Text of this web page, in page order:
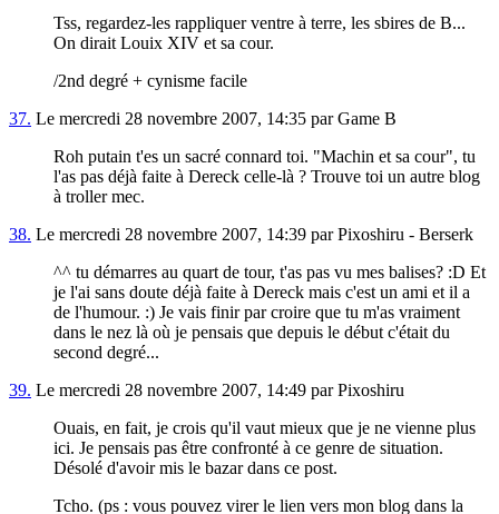
Tss, regardez-les rappliquer ventre à terre, les sbires de B...
On dirait Louix XIV et sa cour.
/2nd degré + cynisme facile
37. Le mercredi 28 novembre 2007, 14:35 par Game B
Roh putain t'es un sacré connard toi. "Machin et sa cour", tu
l'as pas déjà faite à Dereck celle-là ? Trouve toi un autre blog
à troller mec.
38. Le mercredi 28 novembre 2007, 14:39 par Pixoshiru - Berserk
^^ tu démarres au quart de tour, t'as pas vu mes balises? :D Et
je l'ai sans doute déjà faite à Dereck mais c'est un ami et il a
de l'humour. :) Je vais finir par croire que tu m'as vraiment
dans le nez là où je pensais que depuis le début c'était du
second degré...
39. Le mercredi 28 novembre 2007, 14:49 par Pixoshiru
Ouais, en fait, je crois qu'il vaut mieux que je ne vienne plus
ici. Je pensais pas être confronté à ce genre de situation.
Désolé d'avoir mis le bazar dans ce post.
Tcho. (ps : vous pouvez virer le lien vers mon blog dans la